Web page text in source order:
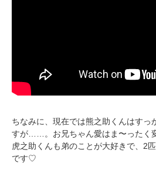
ちなみに、現在では熊之助くんはすっ
すが……。お兄ちゃん愛はま〜ったく
虎之助くんも弟のことが大好きで、2
です♡